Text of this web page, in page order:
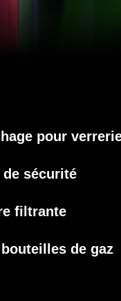
pour
sécurité
filtrante
de gaz